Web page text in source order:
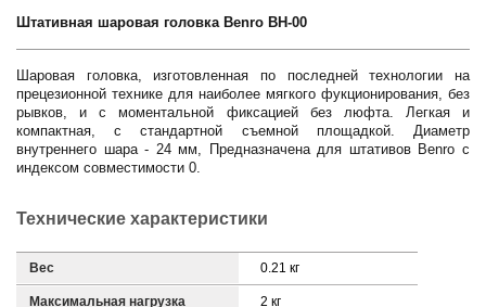
Штативная шаровая головка Benro BH-00
Шаровая головка, изготовленная по последней технологии на
прецезионной технике для наиболее мягкого фукционирования, без
рывков, и с моментальной фиксацией без люфта. Легкая и
компактная, с стандартной съемной площадкой. Диаметр
внутреннего шара - 24 мм, Предназначена для штативов Benro с
индексом совместимости 0.
Технические характеристики
Вес 0.21 кг
Максимальная нагрузка 2 кг